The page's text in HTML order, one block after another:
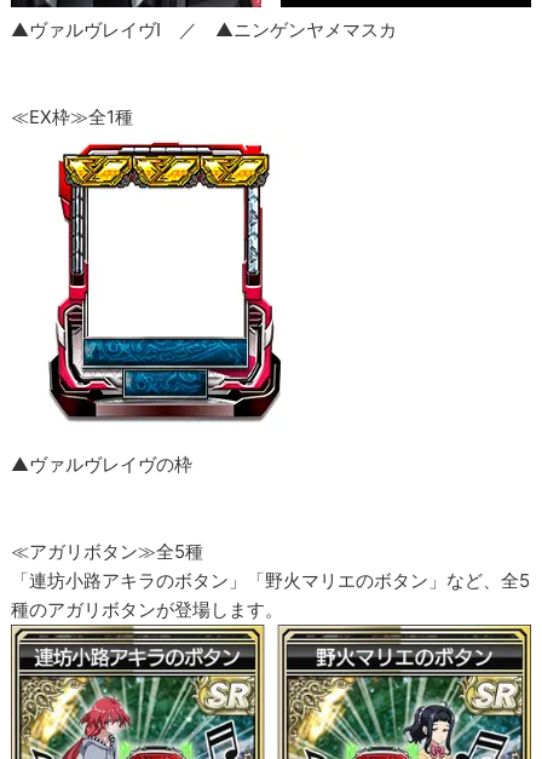
▲ヴァルヴレイヴI ／ ▲ニンゲンヤメマスカ
≪EX枠≫全1種
▲ヴァルヴレイヴの枠
≪アガリボタン≫全5種
「連坊小路アキラのボタン」「野火マリエのボタン」など、全5
種のアガリボタンが登場します。